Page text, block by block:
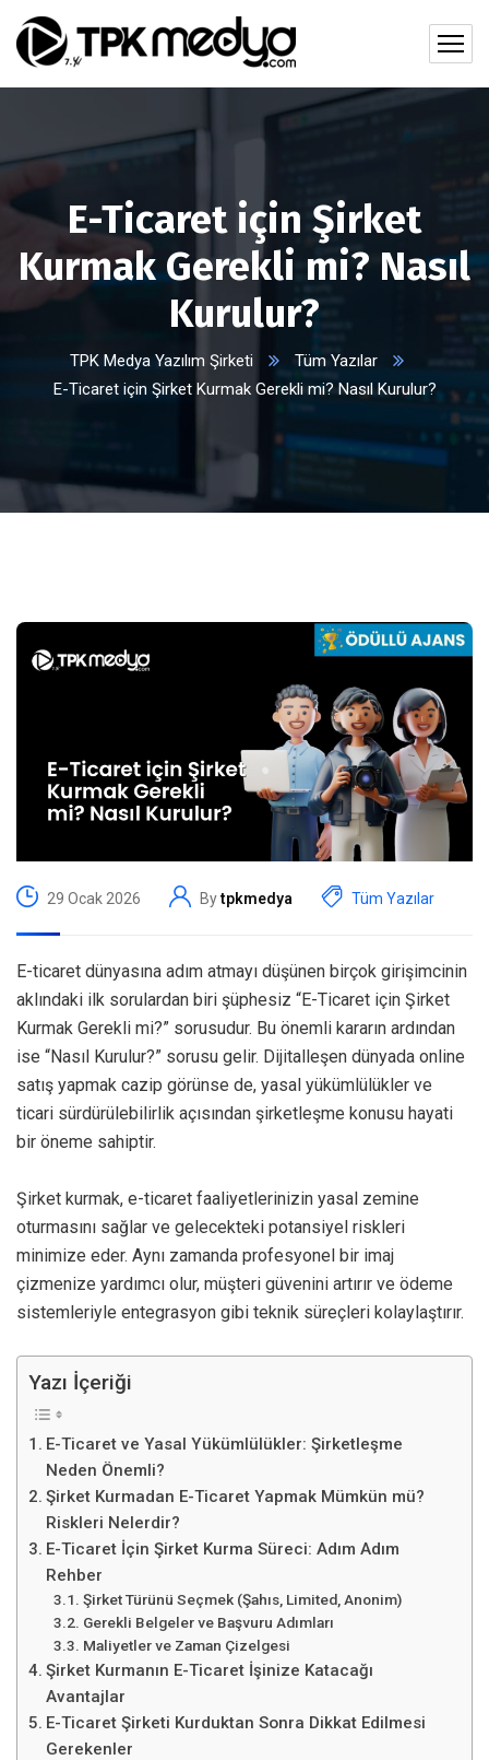
E-Ticaret için Şirket
Kurmak Gerekli mi? Nasıl
Kurulur?
TPK Medya Yazılım Şirketi
Tüm Yazılar
E-Ticaret için Şirket Kurmak Gerekli mi? Nasıl Kurulur?
29 Ocak 2026 Bytpkmedya Tüm Yazılar
E-ticaret dünyasına adım atmayı düşünen birçok girişimcinin
aklındaki ilk sorulardan biri şüphesiz “E-Ticaret için Şirket
Kurmak Gerekli mi?” sorusudur. Bu önemli kararın ardından
ise “Nasıl Kurulur?” sorusu gelir. Dijitalleşen dünyada online
satış yapmak cazip görünse de, yasal yükümlülükler ve
ticari sürdürülebilirlik açısından şirketleşme konusu hayati
bir öneme sahiptir.
Şirket kurmak, e-ticaret faaliyetlerinizin yasal zemine
oturmasını sağlar ve gelecekteki potansiyel riskleri
minimize eder. Aynı zamanda profesyonel bir imaj
çizmenize yardımcı olur, müşteri güvenini artırır ve ödeme
sistemleriyle entegrasyon gibi teknik süreçleri kolaylaştırır.
Yazı İçeriği
E-Ticaret ve Yasal Yükümlülükler: Şirketleşme
Neden Önemli?
Şirket Kurmadan E-Ticaret Yapmak Mümkün mü?
Riskleri Nelerdir?
E-Ticaret İçin Şirket Kurma Süreci: Adım Adım
Rehber
Şirket Türünü Seçmek (Şahıs, Limited, Anonim)
Gerekli Belgeler ve Başvuru Adımları
Maliyetler ve Zaman Çizelgesi
Şirket Kurmanın E-Ticaret İşinize Katacağı
Avantajlar
E-Ticaret Şirketi Kurduktan Sonra Dikkat Edilmesi
Gerekenler